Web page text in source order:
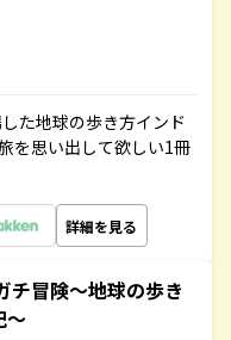
た地球の歩き方インド
を思い出して欲しい1冊
詳細を見る
チ冒険～地球の歩き
～